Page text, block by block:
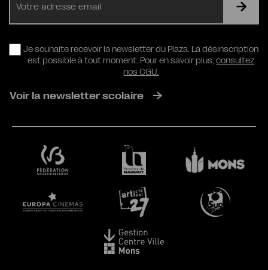
RGPD
Je souhaite recevoir la newsletter du Plaza. La désinscription
est possible à tout moment. Pour en savoir plus,consultez
nos CGU.
Voir la newsletter scolaire